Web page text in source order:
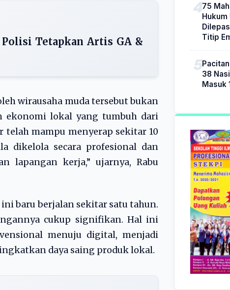
Tetapkan Artis GA &
wirausaha muda tersebut bukan
ekonomi lokal yang tumbuh dari
mampu menyerap sekitar 10
dikelola secara profesional dan
lapangan kerja,” ujarnya, Rabu
baru berjalan sekitar satu tahun.
cukup signifikan. Hal ini
menuju digital, menjadi
daya saing produk lokal.
75
Hukum
Titip
38
Masuk